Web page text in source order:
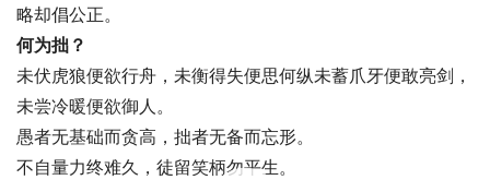
略却倡公正。
何为拙？
未伏虎狼便欲行舟，未衡得失便思何纵未蓄爪牙便敢亮剑，
未尝冷暖便欲御人。
愚者无基础而贪高，拙者无备而忘形。
不自量力终难久，徒留笑柄勿平生。